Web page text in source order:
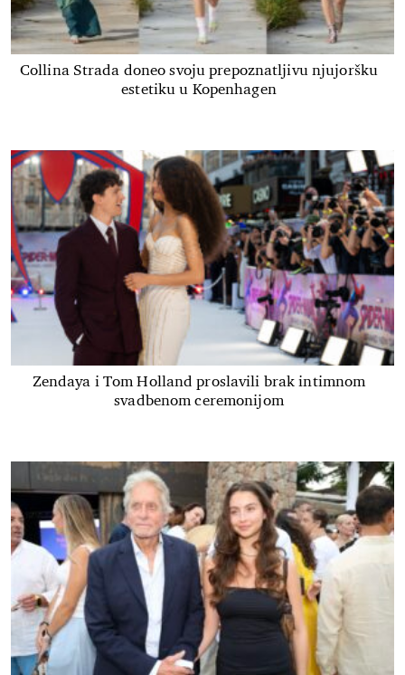
Collina Strada doneo svoju prepoznatljivu njujoršku
estetiku u Kopenhagen
Zendaya i Tom Holland proslavili brak intimnom
svadbenom ceremonijom